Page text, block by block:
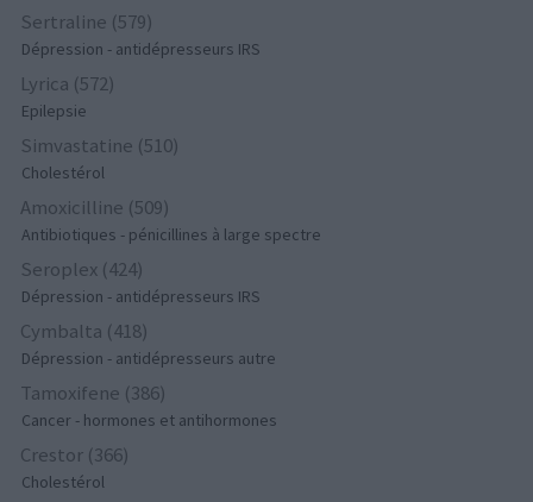
Sertraline (579)
Dépression - antidépresseurs IRS
Lyrica (572)
Epilepsie
Simvastatine (510)
Cholestérol
Amoxicilline (509)
Antibiotiques - pénicillines à large spectre
Seroplex (424)
Dépression - antidépresseurs IRS
Cymbalta (418)
Dépression - antidépresseurs autre
Tamoxifene (386)
Cancer - hormones et antihormones
Crestor (366)
Cholestérol